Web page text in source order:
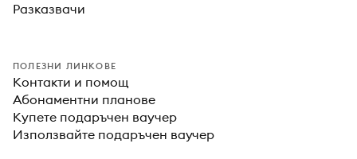
Разказвачи
ПОЛЕЗНИ ЛИНКОВЕ
Контакти и помощ
Абонаментни планове
Купете подаръчен ваучер
Използвайте подаръчен ваучер